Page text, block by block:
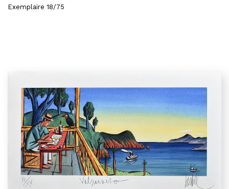
Exemplaire 18/75